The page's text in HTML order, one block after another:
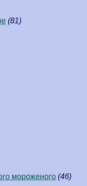
(81)
мороженого (46)